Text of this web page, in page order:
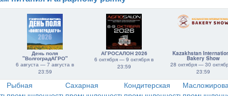
День поля
"ВолгоградАГРО"
6 августа — 7 августа в
23:59
АГРОСАЛОН 2026
6 октября — 9 октября в
23:59
Kazakhstan
Bakery Show
28 октября — 30
23:59
Рыбная
Сахарная
Кондитерская